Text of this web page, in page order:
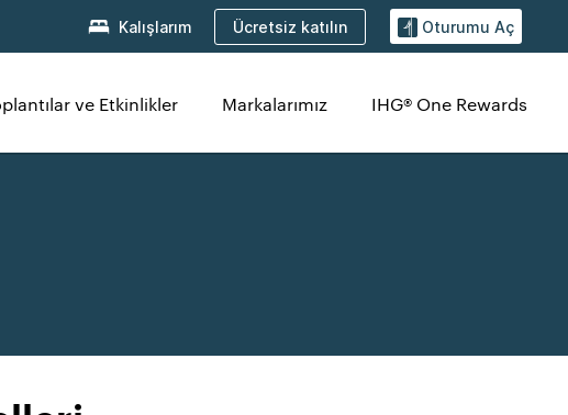
Kalışlarım Ücretsiz katılın Oturumu Aç
ve Etkinlikler Markalarımız IHG® One Rewards